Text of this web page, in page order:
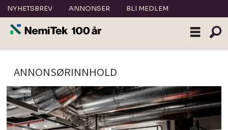
NYHETSBREV ANNONSER BLI MEDLEM
Tag:
kiwa
ANNONSØRINNHOLD